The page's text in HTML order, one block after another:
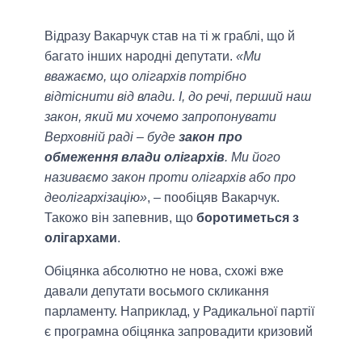
Відразу Вакарчук став на ті ж граблі, що й
багато інших народні депутати. «Ми
вважаємо, що олігархів потрібно
відтіснити від влади. І, до речі, перший наш
закон, який ми хочемо запропонувати
Верховній раді – буде закон про
обмеження влади олігархів. Ми його
називаємо закон проти олігархів або про
деолігархізацію», – пообіцяв Вакарчук.
Такожо він запевнив, що боротиметься з
олігархами.
Обіцянка абсолютно не нова, схожі вже
давали депутати восьмого скликання
парламенту. Наприклад, у Радикальної партії
є програмна обіцянка запровадити кризовий